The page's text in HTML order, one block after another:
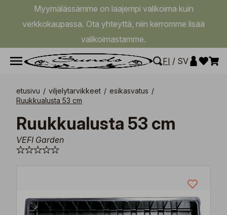
Myymälässämme on laajempi valikoima kuin
verkkokaupassa. Ota yhteyttä, niin kerromme lisää
valikoimastamme.
FI / SV
etusivu / viljelytarvikkeet / esikasvatus /
Ruukkualusta 53 cm
Ruukkualusta 53 cm
VEFI Garden